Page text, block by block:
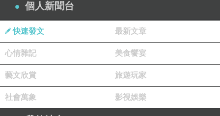
個人新聞台
快速發文 最新文章
心情雜記 美食饗宴
藝文欣賞 旅遊玩家
社會萬象 影視娛樂